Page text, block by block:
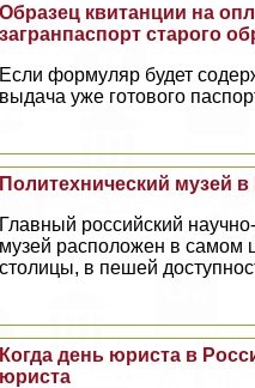
Образец квитанции на
загранпаспорт старого
Если формуляр будет
выдача уже готового
Политехнический музей
Главный российский
музей расположен в самом
столицы, в пешей
Когда день юриста в
юриста